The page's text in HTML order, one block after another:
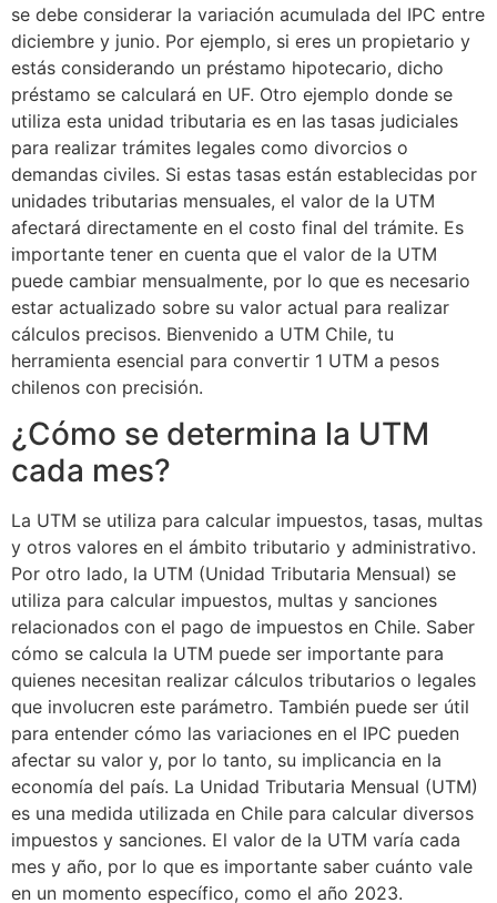
se debe considerar la variación acumulada del IPC entre
diciembre y junio. Por ejemplo, si eres un propietario y
estás considerando un préstamo hipotecario, dicho
préstamo se calculará en UF. Otro ejemplo donde se
utiliza esta unidad tributaria es en las tasas judiciales
para realizar trámites legales como divorcios o
demandas civiles. Si estas tasas están establecidas por
unidades tributarias mensuales, el valor de la UTM
afectará directamente en el costo final del trámite. Es
importante tener en cuenta que el valor de la UTM
puede cambiar mensualmente, por lo que es necesario
estar actualizado sobre su valor actual para realizar
cálculos precisos. Bienvenido a UTM Chile, tu
herramienta esencial para convertir 1 UTM a pesos
chilenos con precisión.
¿Cómo se determina la UTM
cada mes?
La UTM se utiliza para calcular impuestos, tasas, multas
y otros valores en el ámbito tributario y administrativo.
Por otro lado, la UTM (Unidad Tributaria Mensual) se
utiliza para calcular impuestos, multas y sanciones
relacionados con el pago de impuestos en Chile. Saber
cómo se calcula la UTM puede ser importante para
quienes necesitan realizar cálculos tributarios o legales
que involucren este parámetro. También puede ser útil
para entender cómo las variaciones en el IPC pueden
afectar su valor y, por lo tanto, su implicancia en la
economía del país. La Unidad Tributaria Mensual (UTM)
es una medida utilizada en Chile para calcular diversos
impuestos y sanciones. El valor de la UTM varía cada
mes y año, por lo que es importante saber cuánto vale
en un momento específico, como el año 2023.